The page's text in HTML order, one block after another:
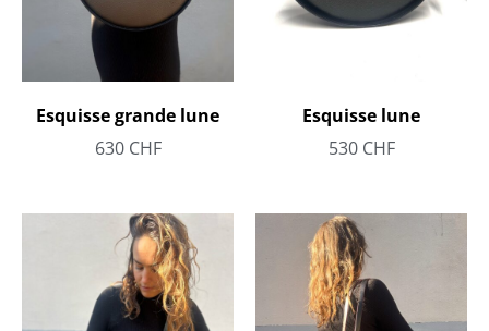
Esquisse grande lune
630 CHF
Esquisse lune
530 CHF